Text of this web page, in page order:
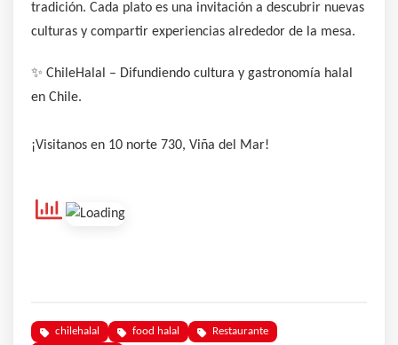
tradición. Cada plato es una invitación a descubrir nuevas
culturas y compartir experiencias alrededor de la mesa.
✨ ChileHalal – Difundiendo cultura y gastronomía halal
en Chile.
¡Visitanos en 10 norte 730, Viña del Mar!
chilehalal food halal
Restaurante